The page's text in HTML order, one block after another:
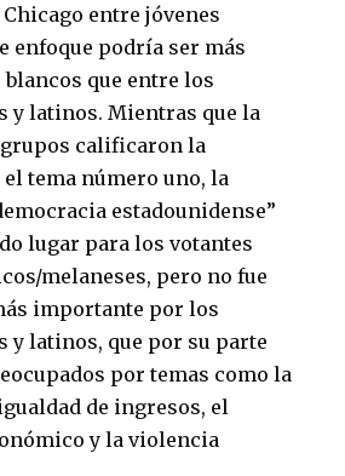
entre jóvenes
enfoque podría ser más
que entre los
y latinos. Mientras que la
calificaron la
tema número uno, la
estadounidense”
lugar para los votantes
melaneses, pero no fue
importante por los
y latinos, que por su parte
por temas como la
de ingresos, el
y la violencia